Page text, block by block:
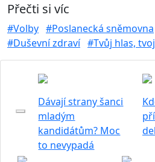
Přečti si víc
#Volby #Poslanecká sněmovna
#Duševní zdraví #Tvůj hlas,
Dávají strany šanci
mladým
kandidátům? Moc
to nevypadá